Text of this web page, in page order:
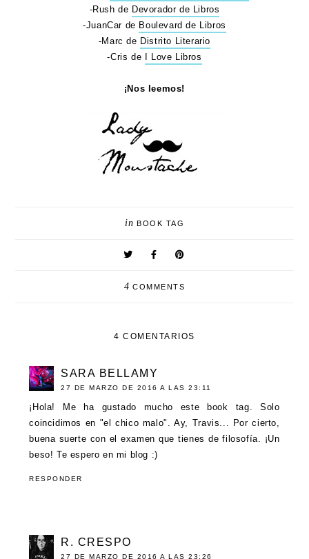
-Rush de Devorador de Libros
-JuanCar de Boulevard de Libros
-Marc de Distrito Literario
-Cris de
I Love Libros
¡Nos leemos!
in BOOK TAG
4 COMMENTS
4 COMENTARIOS
SARA BELLAMY
27 DE MARZO DE 2016 A LAS 23:11
¡Hola! Me ha gustado mucho este book tag. Solo
coincidimos en "el chico malo". Ay, Travis... Por cierto,
buena suerte con el examen que tienes de filosofía. ¡Un
beso! Te espero en mi blog :)
RESPONDER
R. CRESPO
27 DE MARZO DE 2016 A LAS 23:26